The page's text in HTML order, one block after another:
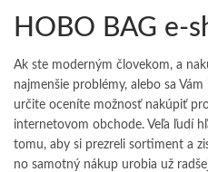
HOBO BAG e-
Ak ste moderným človekom, a
najmenšie problémy, alebo sa
určite oceníte možnosť nakúpiť
internetovom obchode. Veľa ľudí
tomu, aby si prezreli sortiment a
no samotný nákup urobia už